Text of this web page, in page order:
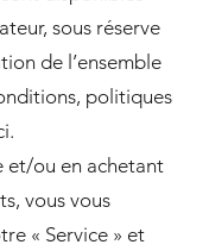
sous réserve
de l’ensemble
politiques
et/ou en achetant
vous vous
« Service » et